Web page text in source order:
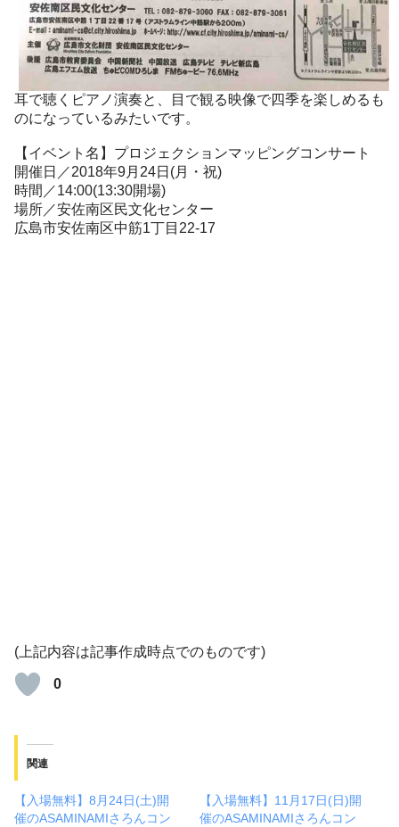
耳で聴くピアノ演奏と、目で観る映像で四季を楽しめるも
のになっているみたいです。
【イベント名】プロジェクションマッピングコンサート
開催日／2018年9月24日(月・祝)
時間／14:00(13:30開場)
場所／安佐南区民文化センター
広島市安佐南区中筋1丁目22-17
(上記内容は記事作成時点でのものです)
0
関連
【入場無料】8月24日(土)開
催のASAMINAMIさろんコン
【入場無料】11月17日(日)開
催のASAMINAMIさろんコン